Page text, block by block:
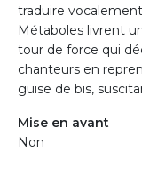
traduire
Métaboles livrent
tour de force qui
chanteurs en
guise de bis,
Mise en avant
Non